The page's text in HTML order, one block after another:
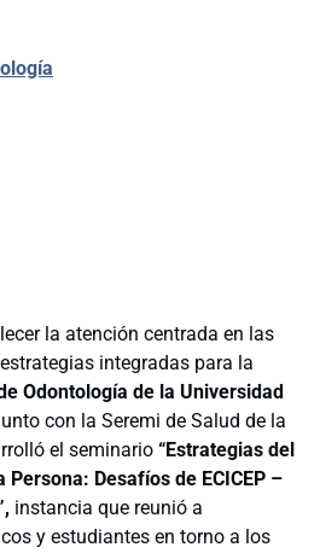
la atención centrada en las
integradas para la
Odontología de la Universidad
con la Seremi de Salud de la
el seminario “Estrategias del
Persona: Desafíos de ECICEP –
instancia que reunió a
y estudiantes en torno a los